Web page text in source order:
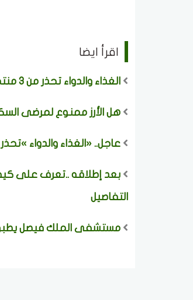
اقرأ ايضا
الغذاء والدواء تحذر من 3 منتجات غذائية بسبب مادة محظورة وتدعو لعدم استهلاكها
هل الأرز ممنوع لمرضى
عاجل.. «الغذاء والدواء
بعد إطلاقه ..تعرف على
التفاصيل
مستشفى الملك فيصل يطبق